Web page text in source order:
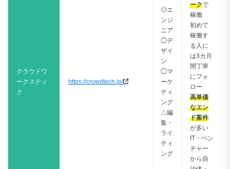
クラウドワ
ークステッ
ク
https://crowdtech.jp/
◎エ
ンジ
ニア
◯デ
ザイ
ン
◯マ
ーケ
ティ
ング
△編
集・
ライ
ティ
ング
ークで
稼働
初めて
稼働す
る人に
は3カ月
間丁寧
にフォ
ロー
高単価
なエン
ド案件
が多い
IT・ベン
チャー
から自